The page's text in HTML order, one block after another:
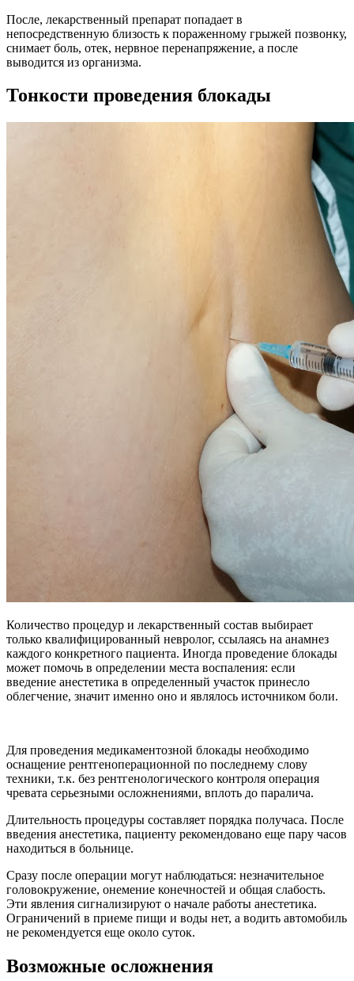
После, лекарственный препарат попадает в
непосредственную близость к пораженному грыжей позвонку,
снимает боль, отек, нервное перенапряжение, а после
выводится из организма.
Тонкости проведения блокады
Количество процедур и лекарственный состав выбирает
только квалифицированный невролог, ссылаясь на анамнез
каждого конкретного пациента. Иногда проведение блокады
может помочь в определении места воспаления: если
введение анестетика в определенный участок принесло
облегчение, значит именно оно и являлось источником боли.
Для проведения медикаментозной блокады необходимо
оснащение рентгеноперационной по последнему слову
техники, т.к. без рентгенологического контроля операция
чревата серьезными осложнениями, вплоть до паралича.
Длительность процедуры составляет порядка получаса. После
введения анестетика, пациенту рекомендовано еще пару часов
находиться в больнице.
Сразу после операции могут наблюдаться: незначительное
головокружение, онемение конечностей и общая слабость.
Эти явления сигнализируют о начале работы анестетика.
Ограничений в приеме пищи и воды нет, а водить автомобиль
не рекомендуется еще около суток.
Возможные осложнения